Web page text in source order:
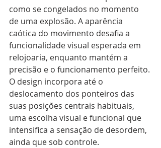
como se congelados no momento
de uma explosão. A aparência
caótica do movimento desafia a
funcionalidade visual esperada em
relojoaria, enquanto mantém a
precisão e o funcionamento perfeito.
O design incorpora até o
deslocamento dos ponteiros das
suas posições centrais habituais,
uma escolha visual e funcional que
intensifica a sensação de desordem,
ainda que sob controle.